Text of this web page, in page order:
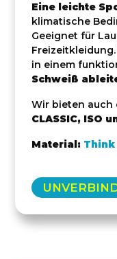
Eine leichte
klimatische
Geeignet für
in einem
Schweiß
Wir bieten auch
CLASSIC, ISO
Material: Think